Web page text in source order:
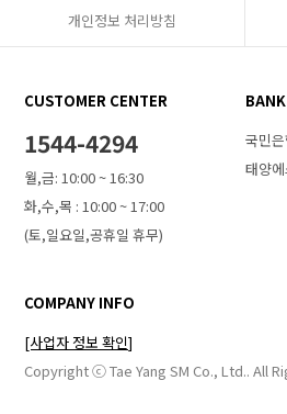
개인정보 처리방침
CUSTOMER CENTER
1544-4294
월,금: 10:00 ~ 16:30
화,수,목 : 10:00 ~ 17:00
(토,일요일,공휴일 휴무)
국민
태양
COMPANY INFO
[사업자 정보 확인]
Copyright ⓒ Tae Yang SM Co., Ltd.. All